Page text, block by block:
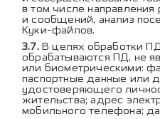
в том числе
и сообщений, анализ
Куки-файлов.
В целях обработки
обрабатываются ПД, не
или биометрическими:
паспортные данные или
удостоверяющего
жительства; адрес
мобильного телефона;